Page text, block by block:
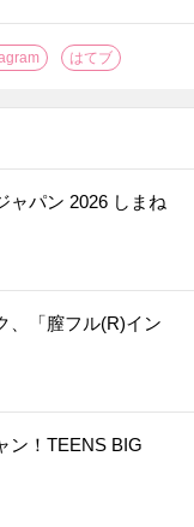
はてブ
ャパン 2026 しまね
、「膣フル(R)イン
ン！TEENS BIG